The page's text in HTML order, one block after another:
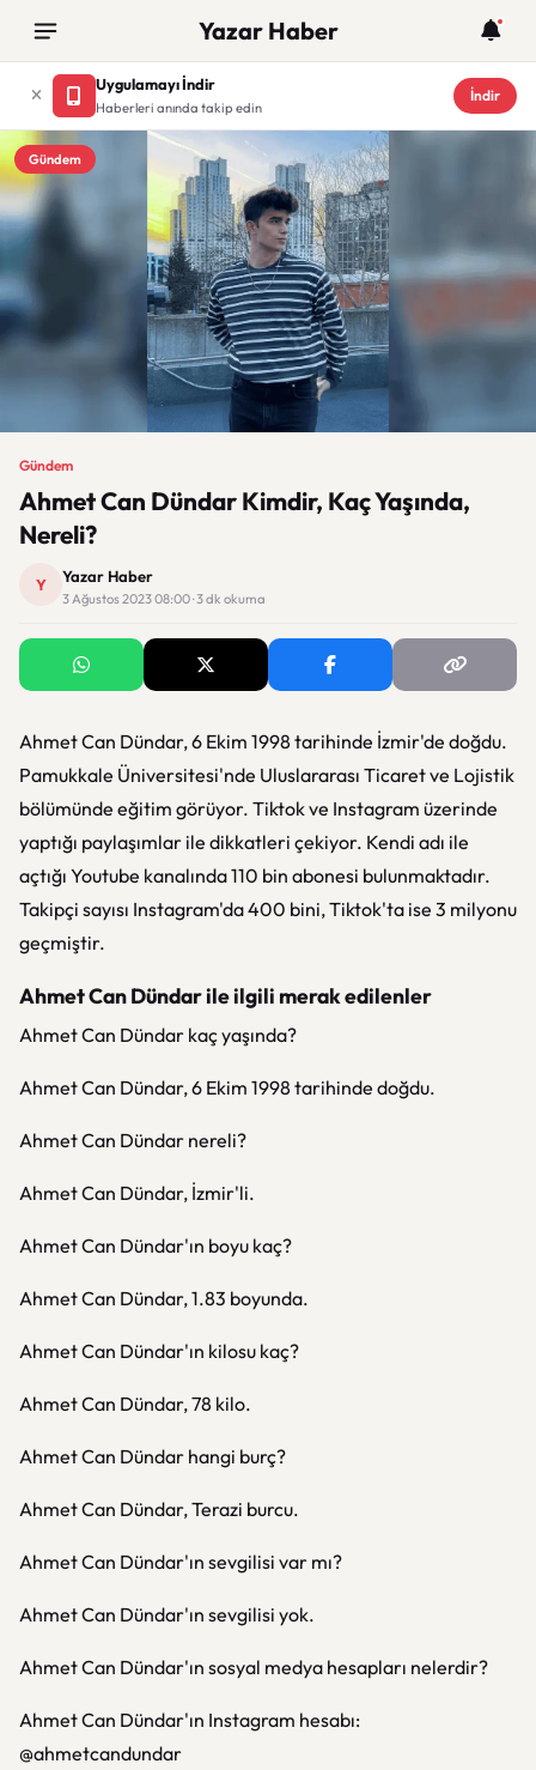
Yazar Haber
Uygulamayı İndir
Haberleri anında takip edin
İndir
Gündem
Gündem
Ahmet Can Dündar Kimdir, Kaç Yaşında,
Nereli?
Y Yazar Haber
3 Ağustos 2023 08:00 · 3 dk okuma
Ahmet Can Dündar, 6 Ekim 1998 tarihinde İzmir'de doğdu.
Pamukkale Üniversitesi'nde Uluslararası Ticaret ve Lojistik
bölümünde eğitim görüyor. Tiktok ve Instagram üzerinde
yaptığı paylaşımlar ile dikkatleri çekiyor. Kendi adı ile
açtığı Youtube kanalında 110 bin abonesi bulunmaktadır.
Takipçi sayısı Instagram'da 400 bini, Tiktok'ta ise 3 milyonu
geçmiştir.
Ahmet Can Dündar ile ilgili merak edilenler
Ahmet Can Dündar kaç yaşında?
Ahmet Can Dündar, 6 Ekim 1998 tarihinde doğdu.
Ahmet Can Dündar nereli?
Ahmet Can Dündar, İzmir'li.
Ahmet Can Dündar'ın boyu kaç?
Ahmet Can Dündar, 1.83 boyunda.
Ahmet Can Dündar'ın kilosu kaç?
Ahmet Can Dündar, 78 kilo.
Ahmet Can Dündar hangi burç?
Ahmet Can Dündar, Terazi burcu.
Ahmet Can Dündar'ın sevgilisi var mı?
Ahmet Can Dündar'ın sevgilisi yok.
Ahmet Can Dündar'ın sosyal medya hesapları nelerdir?
Ahmet Can Dündar'ın Instagram hesabı:
@ahmetcandundar